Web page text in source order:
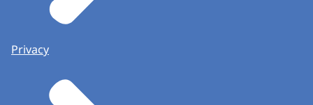
Privacy